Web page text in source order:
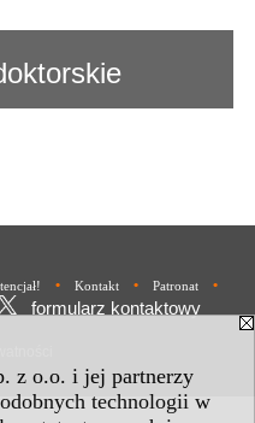
z o.o. i jej partnerzy
technologii w
• Kontakt • Patronat •
formularz kontaktowy